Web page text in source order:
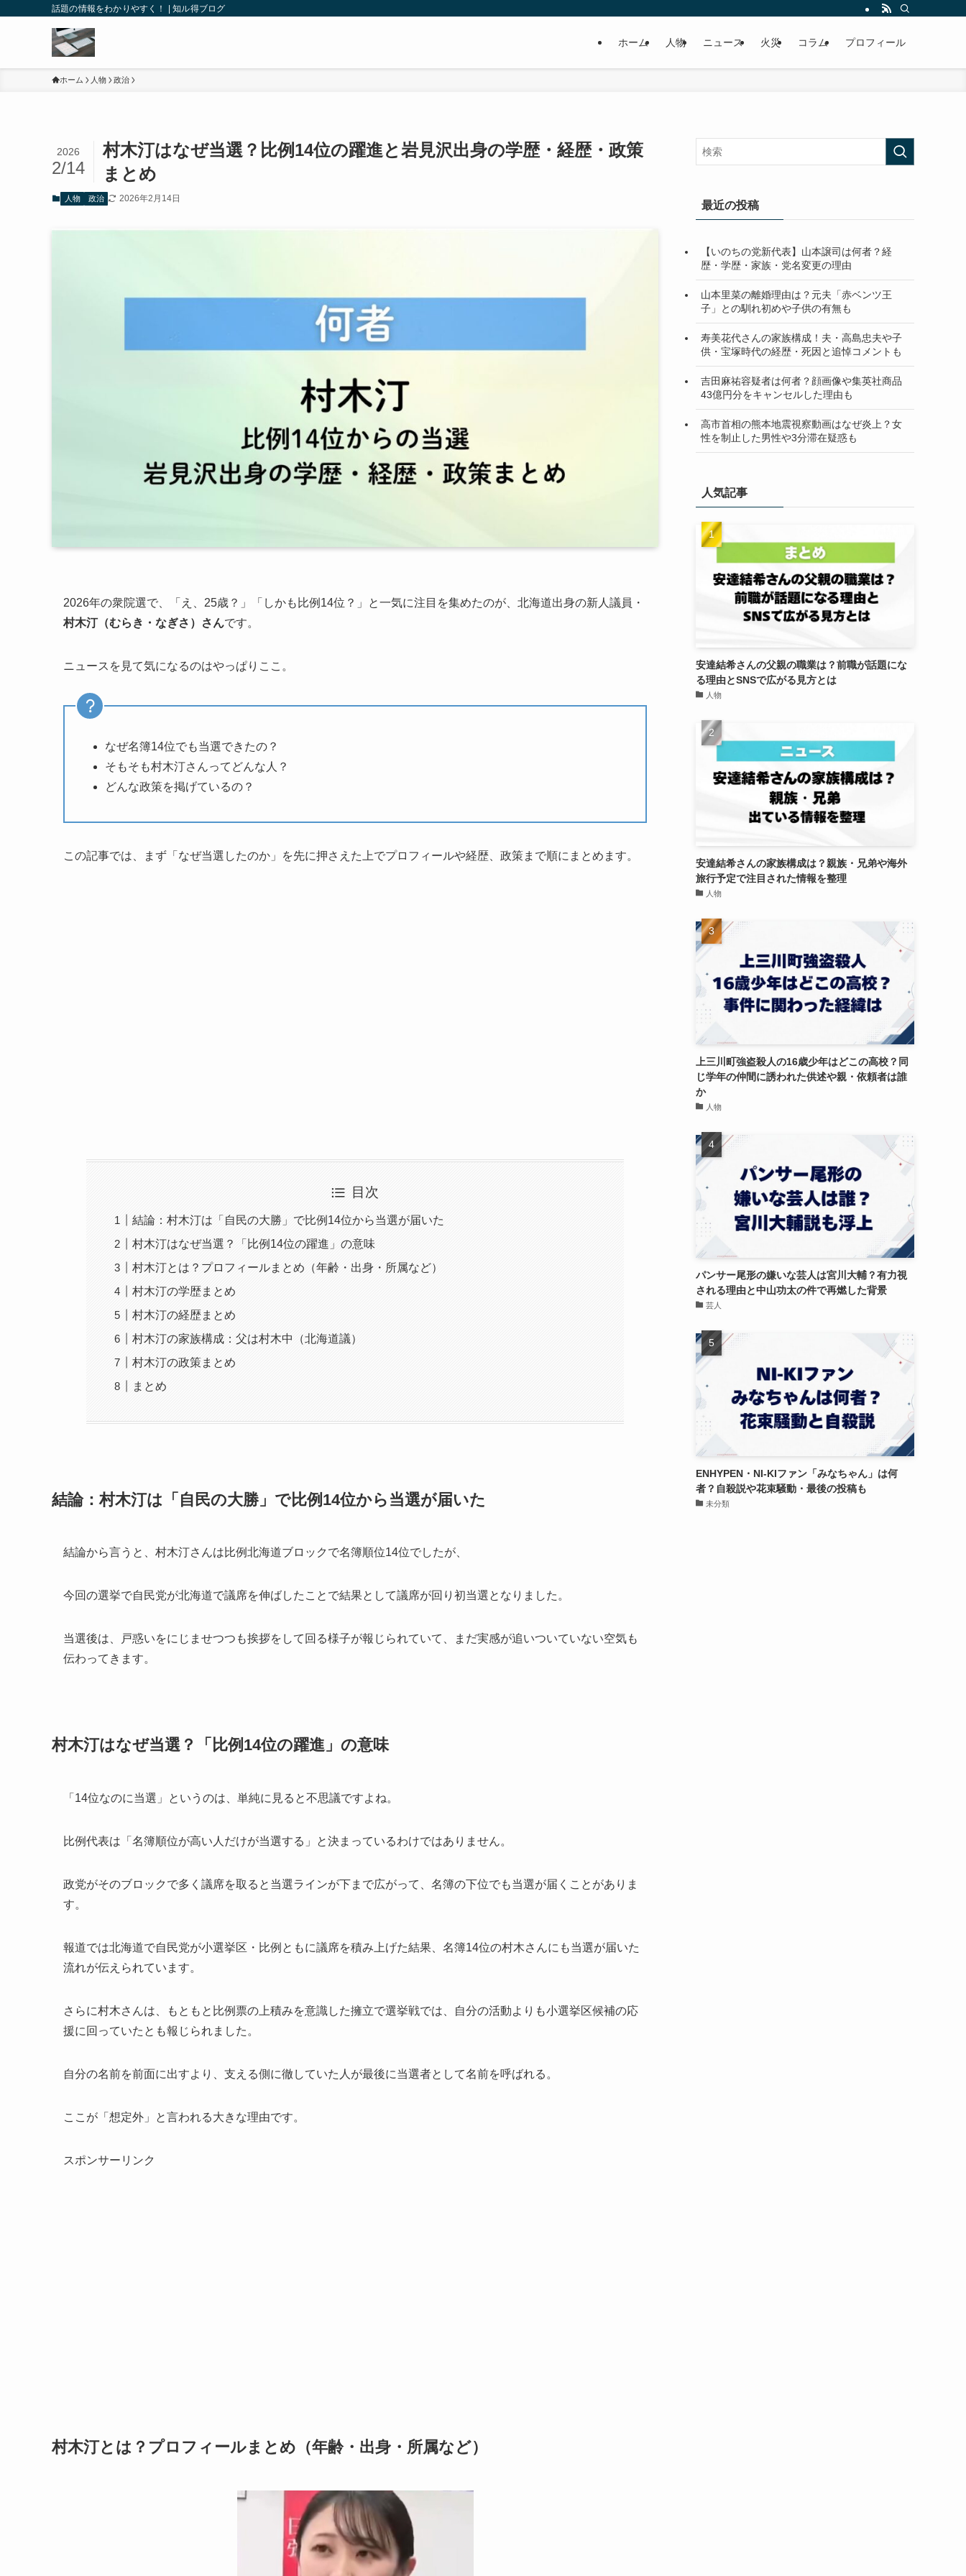
話題の情報をわかりやすく！ | 知ル得ブログ
ホーム 人物 ニュース 火災 コラム プロフィール
ホーム 人物 政治
村木汀はなぜ当選？比例14位の躍進と岩見沢出身の学歴・経歴・政策
まとめ
2026
2/14
人物 政治 2026年2月14日
2026年の衆院選で、「え、25歳？」「しかも比例14位？」と一気に注目を集めたのが、北海道出身の新人議員・
村木汀（むらき・なぎさ）さんです。
ニュースを見て気になるのはやっぱりここ。
なぜ名簿14位でも当選できたの？
そもそも村木汀さんってどんな人？
どんな政策を掲げているの？
この記事では、まず「なぜ当選したのか」を先に押さえた上でプロフィールや経歴、政策まで順にまとめます。
目次
結論：村木汀は「自民の大勝」で比例14位から当選が届いた
村木汀はなぜ当選？「比例14位の躍進」の意味
村木汀とは？プロフィールまとめ（年齢・出身・所属など）
村木汀の学歴まとめ
村木汀の経歴まとめ
村木汀の家族構成：父は村木中（北海道議）
村木汀の政策まとめ
まとめ
結論：村木汀は「自民の大勝」で比例14位から当選が届いた
結論から言うと、村木汀さんは比例北海道ブロックで名簿順位14位でしたが、
今回の選挙で自民党が北海道で議席を伸ばしたことで結果として議席が回り初当選となりました。
当選後は、戸惑いをにじませつつも挨拶をして回る様子が報じられていて、まだ実感が追いついていない空気も
伝わってきます。
村木汀はなぜ当選？「比例14位の躍進」の意味
「14位なのに当選」というのは、単純に見ると不思議ですよね。
比例代表は「名簿順位が高い人だけが当選する」と決まっているわけではありません。
政党がそのブロックで多く議席を取ると当選ラインが下まで広がって、名簿の下位でも当選が届くことがありま
す。
報道では北海道で自民党が小選挙区・比例ともに議席を積み上げた結果、名簿14位の村木さんにも当選が届いた
流れが伝えられています。
さらに村木さんは、もともと比例票の上積みを意識した擁立で選挙戦では、自分の活動よりも小選挙区候補の応
援に回っていたとも報じられました。
自分の名前を前面に出すより、支える側に徹していた人が最後に当選者として名前を呼ばれる。
ここが「想定外」と言われる大きな理由です。
スポンサーリンク
村木汀とは？プロフィールまとめ（年齢・出身・所属など）
最近の投稿
【いのちの党新代表】山本譲司は何者？経
歴・学歴・家族・党名変更の理由
山本里菜の離婚理由は？元夫「赤ベンツ王
子」との馴れ初めや子供の有無も
寿美花代さんの家族構成！夫・高島忠夫や子
供・宝塚時代の経歴・死因と追悼コメントも
吉田麻祐容疑者は何者？顔画像や集英社商品
43億円分をキャンセルした理由も
高市首相の熊本地震視察動画はなぜ炎上？女
性を制止した男性や3分滞在疑惑も
人気記事
安達結希さんの父親の職業は？前職が話題にな
る理由とSNSで広がる見方とは
人物
安達結希さんの家族構成は？親族・兄弟や海外
旅行予定で注目された情報を整理
人物
上三川町強盗殺人の16歳少年はどこの高校？同
じ学年の仲間に誘われた供述や親・依頼者は誰
か
人物
パンサー尾形の嫌いな芸人は宮川大輔？有力視
される理由と中山功太の件で再燃した背景
芸人
ENHYPEN・NI-KIファン「みなちゃん」は何
者？自殺説や花束騒動・最後の投稿も
未分類